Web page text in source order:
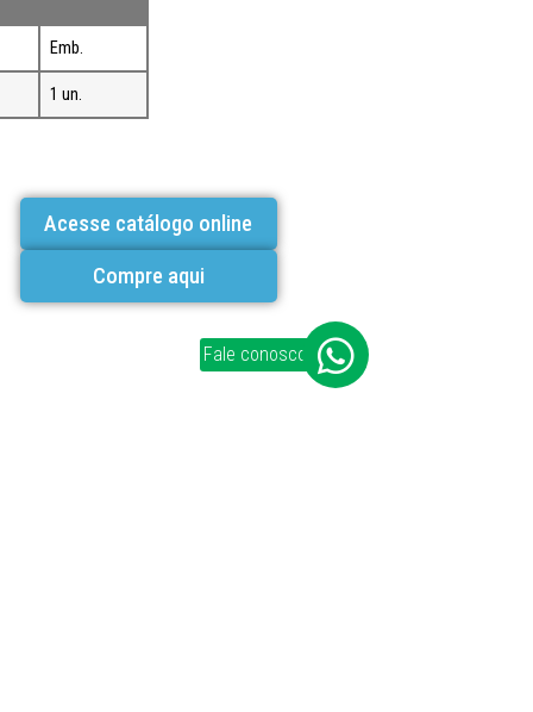
Emb.
1 un.
Acesse catálogo online
Compre aqui
Fale conosco